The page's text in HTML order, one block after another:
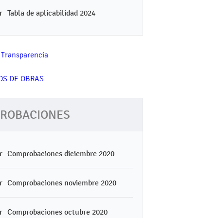
Tabla de aplicabilidad 2024
Comprobaciones diciembre 2020
Comprobaciones noviembre 2020
Comprobaciones octubre 2020